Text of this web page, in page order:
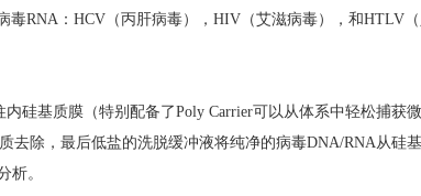
RNA：HCV（丙肝病毒），HIV（艾滋病毒），和HTLV
硅基质膜（特别配备了Poly Carrier可以从体系中轻松捕获
去除，最后低盐的洗脱缓冲液将纯净的病毒DNA/RNA从硅
析。